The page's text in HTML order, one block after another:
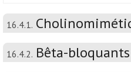
16.4.1.
16.4.2. Bêta-bloquants